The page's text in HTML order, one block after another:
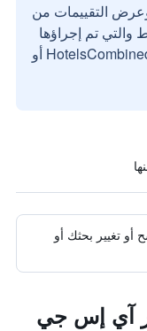
التقييمات من
والتي تم إجراؤها
بواسطة مستخدمين حقيقيين مع HotelsCombined أو
أو تغيير بحثك أو
آي إس جي